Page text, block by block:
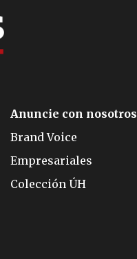
Anuncie con nosotros
Brand Voice
Empresariales
Colección ÚH